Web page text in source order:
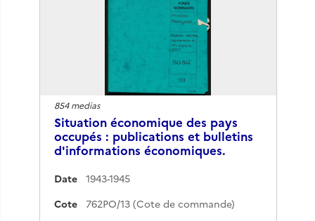
854 medias
Situation économique des pays
occupés : publications et bulletins
d'informations économiques.
Date
1943-1945
Cote
762PO/13 (Cote de commande)